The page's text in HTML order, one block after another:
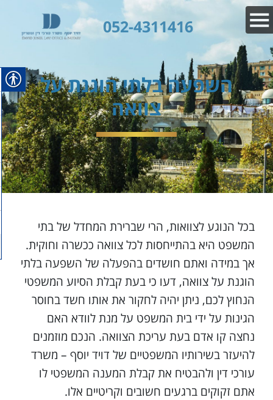
052-4311416
השפעה בלתי הוגנת על
צוואה
בכל הנוגע לצוואות, הרי שברירת המחדל של בתי
המשפט היא בהתייחסות לכל צוואה ככשרה וחוקית.
אך במידה ואתם חושדים בהפעלה של השפעה בלתי
הוגנת על צוואה, דעו כי בעת קבלת הסיוע המשפטי
הנחוץ לכם, ניתן יהיה לחקור את אותו חשד בחוסר
הגינות על ידי בית המשפט על מנת לוודא האם
נחצה קו אדם בעת עריכת הצוואה. הנכם מוזמנים
להיעזר בשירותיו המשפטיים של דויד יוסף – משרד
עורכי דין ולהבטיח את קבלת המענה המשפטי לו
אתם זקוקים ברגעים חשובים וקריטיים אלו.